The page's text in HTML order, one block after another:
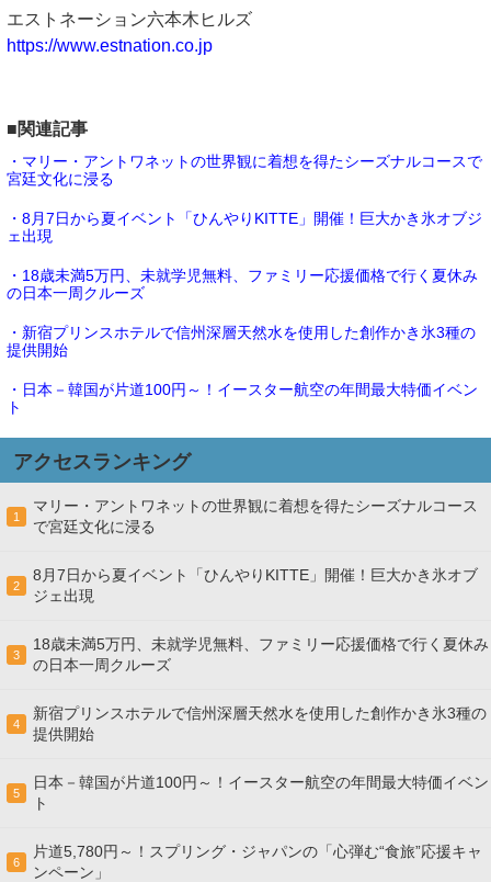
エストネーション六本木ヒルズ
https://www.estnation.co.jp
■関連記事
・マリー・アントワネットの世界観に着想を得たシーズナルコースで
宮廷文化に浸る
・8月7日から夏イベント「ひんやりKITTE」開催！巨大かき氷オブジ
ェ出現
・18歳未満5万円、未就学児無料、ファミリー応援価格で行く夏休み
の日本一周クルーズ
・新宿プリンスホテルで信州深層天然水を使用した創作かき氷3種の
提供開始
・日本－韓国が片道100円～！イースター航空の年間最大特価イベン
ト
アクセスランキング
1
マリー・アントワネットの世界観に着想を得たシーズナルコース
で宮廷文化に浸る
2
8月7日から夏イベント「ひんやりKITTE」開催！巨大かき氷オブ
ジェ出現
3
18歳未満5万円、未就学児無料、ファミリー応援価格で行く夏休み
の日本一周クルーズ
4
新宿プリンスホテルで信州深層天然水を使用した創作かき氷3種の
提供開始
5
日本－韓国が片道100円～！イースター航空の年間最大特価イベン
ト
6
片道5,780円～！スプリング・ジャパンの「心弾む“食旅”応援キャ
ンペーン」